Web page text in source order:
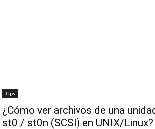
Tips
¿Cómo ver archivos de una
st0 / st0n (SCSI) en UNIX/Linux?